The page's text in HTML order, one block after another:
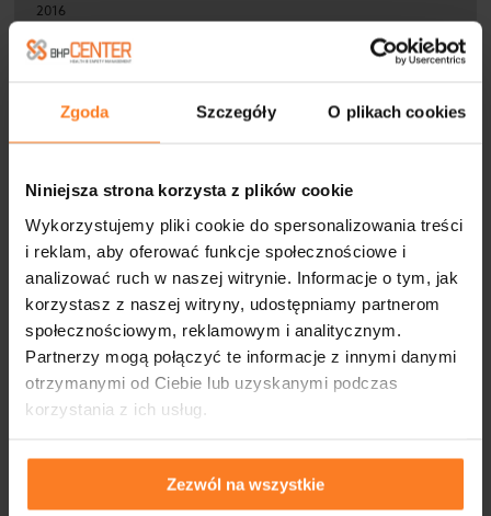
Zgoda Szczegóły O plikach cookies
Niniejsza strona korzysta z plików cookie
Wykorzystujemy pliki cookie do spersonalizowania treści
i reklam, aby oferować funkcje społecznościowe i
analizować ruch w naszej witrynie. Informacje o tym, jak
korzystasz z naszej witryny, udostępniamy partnerom
społecznościowym, reklamowym i analitycznym.
Partnerzy mogą połączyć te informacje z innymi danymi
otrzymanymi od Ciebie lub uzyskanymi podczas
korzystania z ich usług.
Zezwól na wszystkie
2016
2015
2014
2012
2011
FIRMY WSPÓŁPRACUJĄCE